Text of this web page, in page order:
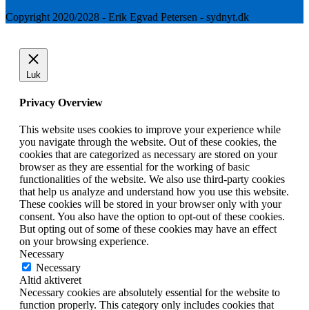
Copyright 2020/2028 - Erik Egvad Petersen - sydnyt.dk
Luk
Privacy Overview
This website uses cookies to improve your experience while
you navigate through the website. Out of these cookies, the
cookies that are categorized as necessary are stored on your
browser as they are essential for the working of basic
functionalities of the website. We also use third-party cookies
that help us analyze and understand how you use this website.
These cookies will be stored in your browser only with your
consent. You also have the option to opt-out of these cookies.
But opting out of some of these cookies may have an effect
on your browsing experience.
Necessary
Necessary
Altid aktiveret
Necessary cookies are absolutely essential for the website to
function properly. This category only includes cookies that